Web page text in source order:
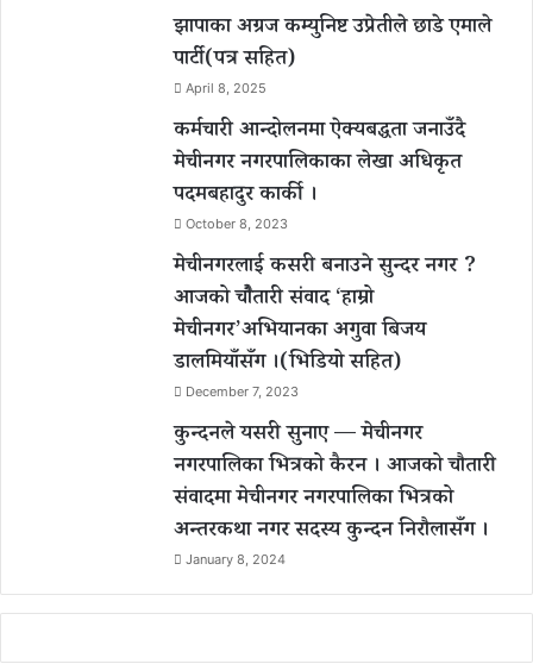
झापाका अग्रज कम्युनिष्ट उप्रेतीले छाडे एमाले
पार्टी(पत्र सहित)
April 8, 2025
कर्मचारी आन्दोलनमा ऐक्यबद्धता जनाउँदै
मेचीनगर नगरपालिकाका लेखा अधिकृत
पदमबहादुर कार्की ।
October 8, 2023
मेचीनगरलाई कसरी बनाउने सुन्दर नगर ?
आजको चौैतारी संवाद ‘हाम्रो
मेचीनगर’अभियानका अगुवा बिजय
डालमियाँसँग ।(भिडियो सहित)
December 7, 2023
कुन्दनले यसरी सुनाए — मेचीनगर
नगरपालिका भित्रको कैरन । आजको चौतारी
संवादमा मेचीनगर नगरपालिका भित्रको
अन्तरकथा नगर सदस्य कुन्दन निरौलासँग ।
January 8, 2024